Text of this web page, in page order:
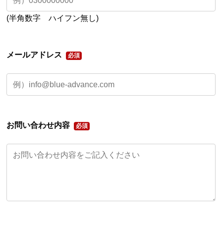
ソリューションSolutions
個人情報保護方針
(半角数字 ハイフン無し)
メールアドレス
お問い合わせ内容